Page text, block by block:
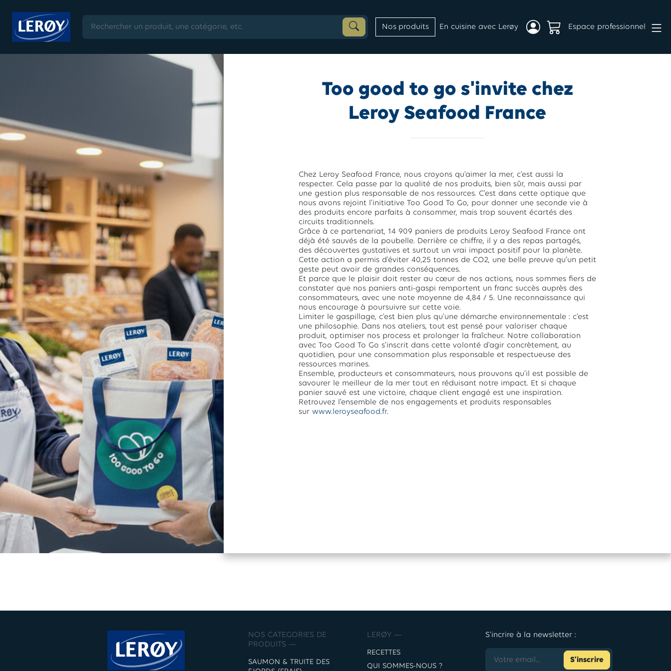
Nos produits En cuisine avec Lerøy Espace professionnel
Too good to go s'invite chez
Leroy Seafood France
Chez Leroy Seafood France, nous croyons qu’aimer la mer, c’est aussi la
respecter. Cela passe par la qualité de nos produits, bien sûr, mais aussi par
une gestion plus responsable de nos ressources. C’est dans cette optique que
nous avons rejoint l’initiative Too Good To Go, pour donner une seconde vie à
des produits encore parfaits à consommer, mais trop souvent écartés des
circuits traditionnels.
Grâce à ce partenariat, 14 909 paniers de produits Leroy Seafood France ont
déjà été sauvés de la poubelle. Derrière ce chiffre, il y a des repas partagés,
des découvertes gustatives et surtout un vrai impact positif pour la planète.
Cette action a permis d’éviter 40,25 tonnes de CO2, une belle preuve qu’un petit
geste peut avoir de grandes conséquences.
Et parce que le plaisir doit rester au cœur de nos actions, nous sommes fiers de
constater que nos paniers anti-gaspi remportent un franc succès auprès des
consommateurs, avec une note moyenne de 4,84 / 5. Une reconnaissance qui
nous encourage à poursuivre sur cette voie.
Limiter le gaspillage, c’est bien plus qu’une démarche environnementale : c’est
une philosophie. Dans nos ateliers, tout est pensé pour valoriser chaque
produit, optimiser nos process et prolonger la fraîcheur. Notre collaboration
avec Too Good To Go s’inscrit dans cette volonté d’agir concrètement, au
quotidien, pour une consommation plus responsable et respectueuse des
ressources marines.
Ensemble, producteurs et consommateurs, nous prouvons qu’il est possible de
savourer le meilleur de la mer tout en réduisant notre impact. Et si chaque
panier sauvé est une victoire, chaque client engagé est une inspiration.
Retrouvez l’ensemble de nos engagements et produits responsables
sur www.leroyseafood.fr.
NOS CATEGORIES DE
PRODUITS —
SAUMON & TRUITE DES
LERØY —
RECETTES
QUI SOMMES-NOUS ?
S'incrire à la newsletter :
S'inscrire